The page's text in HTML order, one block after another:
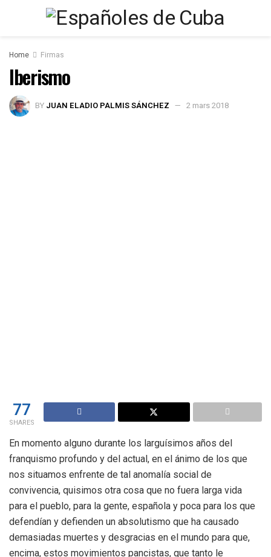
Home Firmas
Iberismo
BY JUAN ELADIO PALMIS SÁNCHEZ 2 mars 2018
77
SHARES
En momento alguno durante los larguísimos años del
franquismo profundo y del actual, en el ánimo de los que
nos situamos enfrente de tal anomalía social de
convivencia, quisimos otra cosa que no fuera larga vida
para el pueblo, para la gente, española y poca para los que
defendían y defienden un absolutismo que ha causado
demasiadas muertes y desgracias en el mundo para que,
encima, estos movimientos pancistas, que tanto le